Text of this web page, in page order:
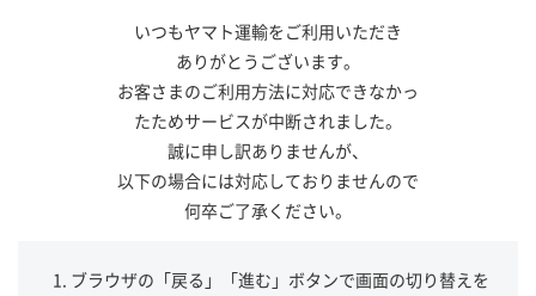
いつもヤマト運輸をご利用いただき
ありがとうございます。
お客さまのご利用方法に対応できなかっ
たためサービスが中断されました。
誠に申し訳ありませんが、
以下の場合には対応しておりませんので
何卒ご了承ください。
ブラウザの「戻る」「進む」ボタンで画面の切り替えを